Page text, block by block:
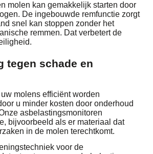
molen kan gemakkelijk starten door
De ingebouwde remfunctie zorgt
snel kan stoppen zonder het
remmen. Dat verbetert de
tegen schade en
molens efficiënt worden
u minder kosten door onderhoud
asbelastingsmonitoren
bijvoorbeeld als er materiaal dat
in de molen terechtkomt.
voor de